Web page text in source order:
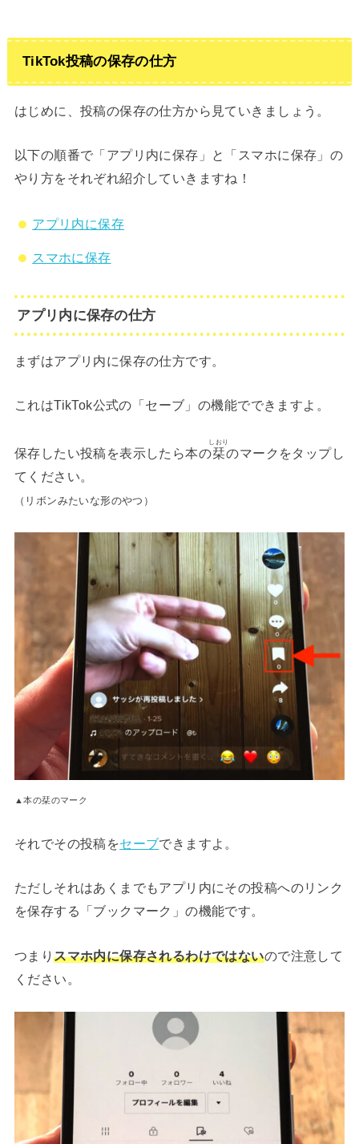
TikTok投稿の保存の仕方
はじめに、投稿の保存の仕方から見ていきましょう。
以下の順番で「アプリ内に保存」と「スマホに保存」の
やり方をそれぞれ紹介していきますね！
アプリ内に保存
スマホに保存
アプリ内に保存の仕方
まずはアプリ内に保存の仕方です。
これはTikTok公式の「セーブ」の機能でできますよ。
保存したい投稿を表示したら本の栞
しおり
のマークをタップし
てください。
（リボンみたいな形のやつ）
▲本の栞のマーク
それでその投稿をセーブできますよ。
ただしそれはあくまでもアプリ内にその投稿へのリンク
を保存する「ブックマーク」の機能です。
つまりスマホ内に保存されるわけではないので注意して
ください。